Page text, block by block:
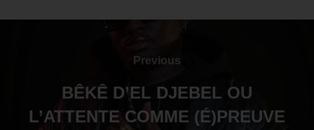
Previous
BÊKÊ D’EL DJEBEL OU
L’ATTENTE COMME (É)PREUVE